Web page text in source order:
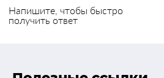
Напишите, чтобы быстро
получить ответ